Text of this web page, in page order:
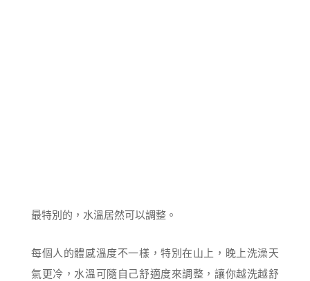
最特別的，水溫居然可以調整。
每個人的體感溫度不一樣，特別在山上，晚上洗澡天
氣更冷，水溫可隨自己舒適度來調整，讓你越洗越舒